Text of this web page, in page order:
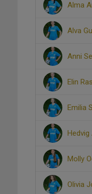
Alma
Alva
Anni
Elin
Emilia
Hedvig
Molly
Olivia